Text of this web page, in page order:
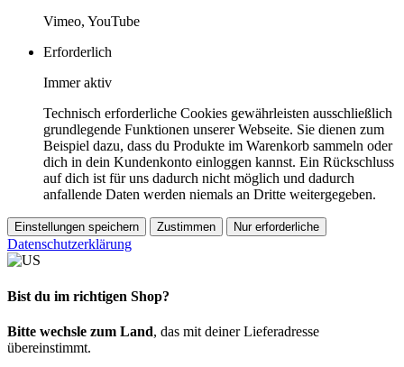
Vimeo, YouTube
Erforderlich
Immer aktiv
Technisch erforderliche Cookies gewährleisten ausschließlich
grundlegende Funktionen unserer Webseite. Sie dienen zum
Beispiel dazu, dass du Produkte im Warenkorb sammeln oder
dich in dein Kundenkonto einloggen kannst. Ein Rückschluss
auf dich ist für uns dadurch nicht möglich und dadurch
anfallende Daten werden niemals an Dritte weitergegeben.
Einstellungen speichern Zustimmen Nur erforderliche
Datenschutzerklärung
Bist du im richtigen Shop?
Bitte wechsle zum Land, das mit deiner Lieferadresse
übereinstimmt.